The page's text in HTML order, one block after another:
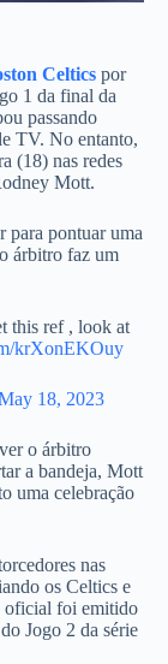
Celtics por
1 da final da
passando
TV. No entanto,
(18) nas redes
Mott.
para pontuar uma
árbitro faz um
this ref , look at
krXonEKOuy
18, 2023
o árbitro
a bandeja, Mott
uma celebração
nas
os Celtics e
oficial foi emitido
Jogo 2 da série